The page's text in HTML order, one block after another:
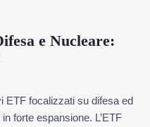
e Nucleare:
ETF focalizzati su difesa ed
forte espansione. L’ETF